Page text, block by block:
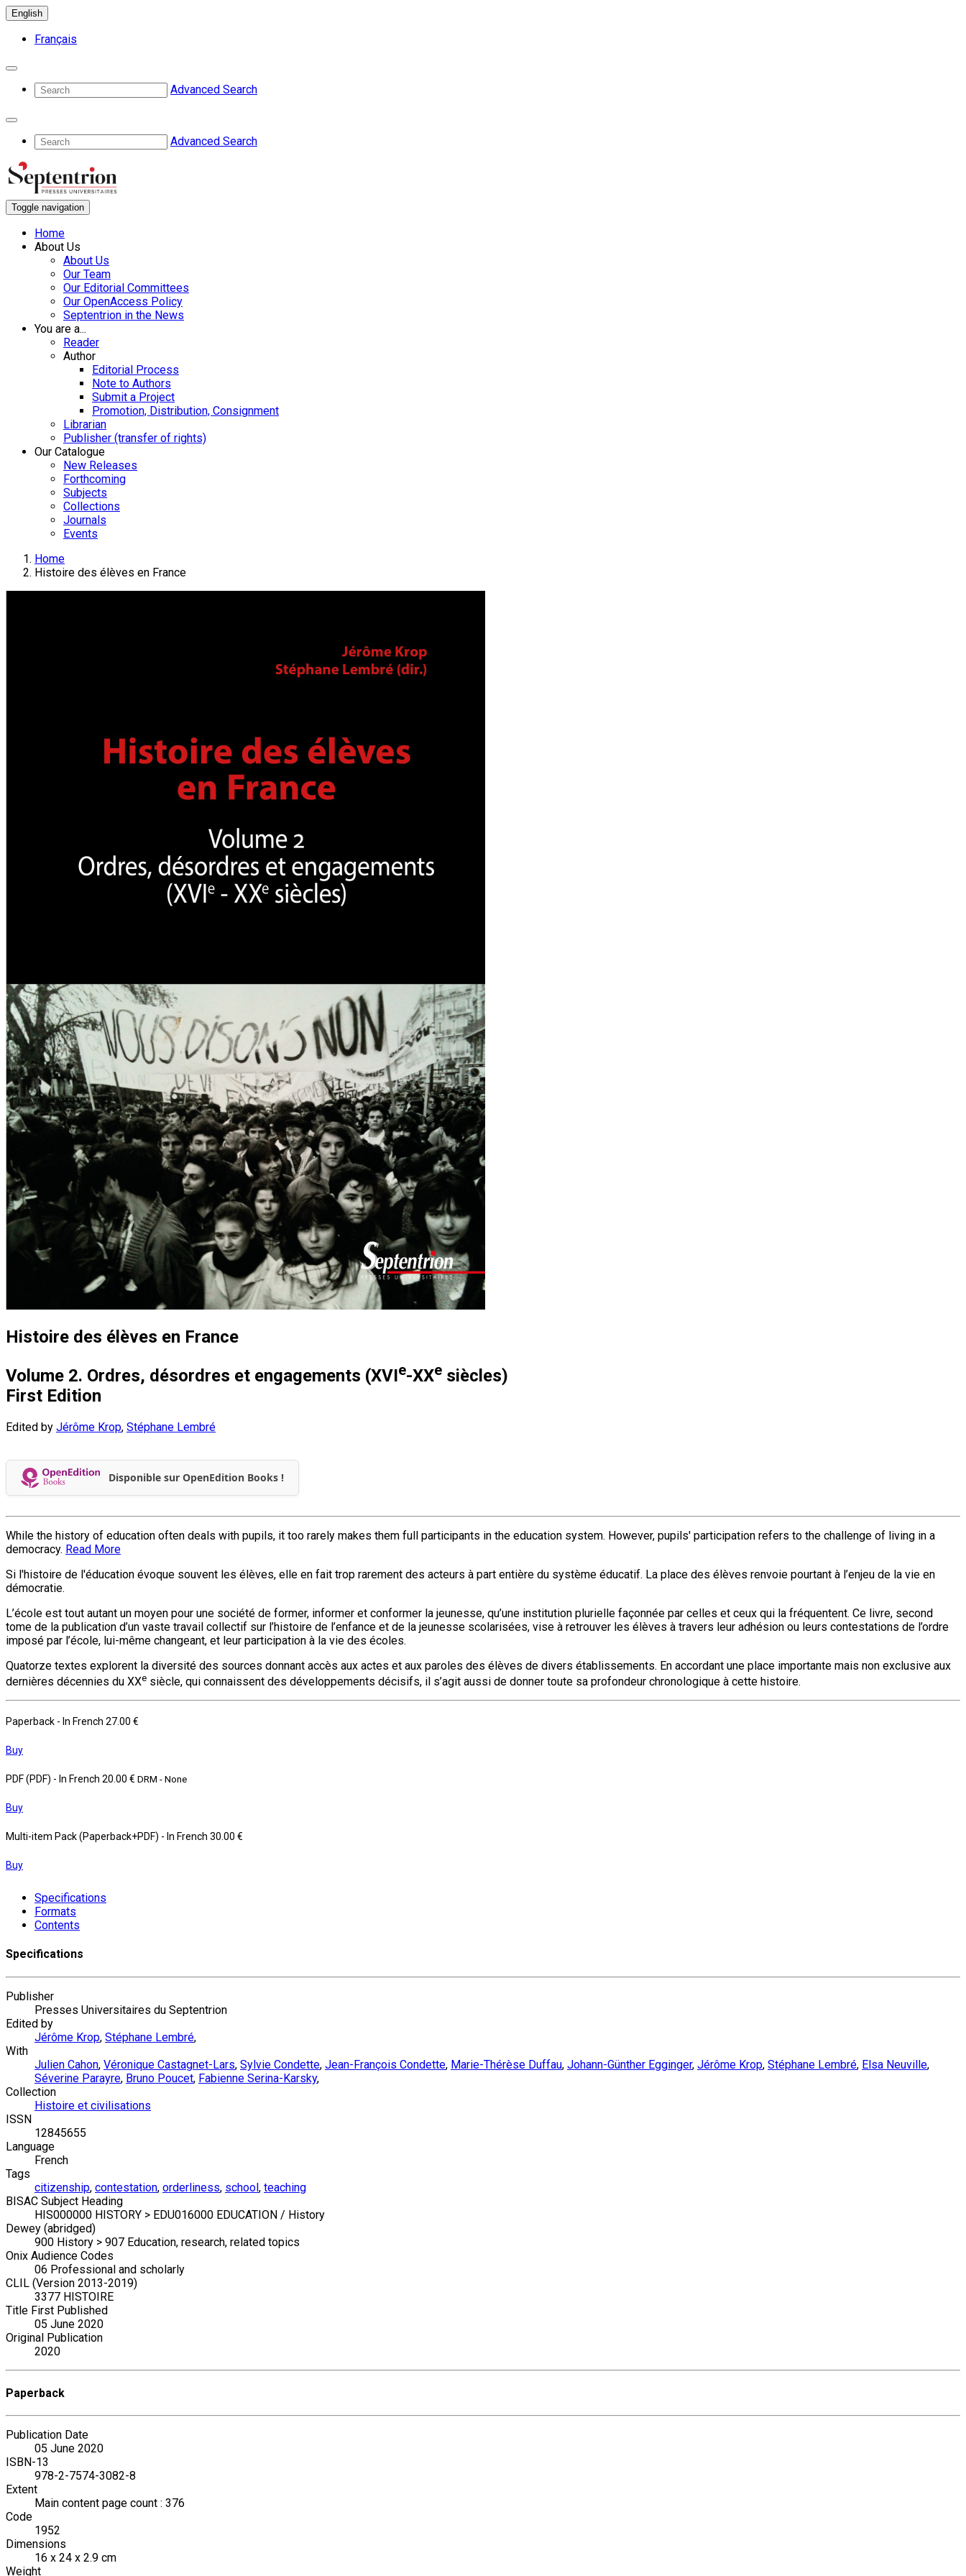
English
Français
Advanced Search
Advanced Search
Toggle navigation
Home
About Us
About Us
Our Team
Our Editorial Committees
Our OpenAccess Policy
Septentrion in the News
You are a...
Reader
Author
Editorial Process
Note to Authors
Submit a Project
Promotion, Distribution, Consignment
Librarian
Publisher (transfer of rights)
Our Catalogue
New Releases
Forthcoming
Subjects
Collections
Journals
Events
Home
Histoire des élèves en France
Histoire des élèves en France
Volume 2. Ordres, désordres et engagements (XVIe-XXe siècles)
First Edition
Edited by Jérôme Krop, Stéphane Lembré
Disponible sur OpenEdition Books !
While the history of education often deals with pupils, it too rarely makes them full participants in the education system. However, pupils' participation refers to the challenge of living in a
democracy. Read More
Si l'histoire de l'éducation évoque souvent les élèves, elle en fait trop rarement des acteurs à part entière du système éducatif. La place des élèves renvoie pourtant à l’enjeu de la vie en
démocratie.
L’école est tout autant un moyen pour une société de former, informer et conformer la jeunesse, qu’une institution plurielle façonnée par celles et ceux qui la fréquentent. Ce livre, second
tome de la publication d’un vaste travail collectif sur l’histoire de l’enfance et de la jeunesse scolarisées, vise à retrouver les élèves à travers leur adhésion ou leurs contestations de l’ordre
imposé par l’école, lui-même changeant, et leur participation à la vie des écoles.
Quatorze textes explorent la diversité des sources donnant accès aux actes et aux paroles des élèves de divers établissements. En accordant une place importante mais non exclusive aux
dernières décennies du XXe siècle, qui connaissent des développements décisifs, il s’agit aussi de donner toute sa profondeur chronologique à cette histoire.
Paperback - In French 27.00 €
Buy
PDF (PDF) - In French 20.00 € DRM - None
Buy
Multi-item Pack (Paperback+PDF) - In French 30.00 €
Buy
Specifications
Formats
Contents
Specifications
Publisher
Presses Universitaires du Septentrion
Edited by
Jérôme Krop, Stéphane Lembré,
With
Julien Cahon, Véronique Castagnet-Lars, Sylvie Condette, Jean-François Condette, Marie-Thérèse Duffau, Johann-Günther Egginger, Jérôme Krop, Stéphane Lembré, Elsa Neuville,
Séverine Parayre, Bruno Poucet, Fabienne Serina-Karsky,
Collection
Histoire et civilisations
ISSN
12845655
Language
French
Tags
citizenship, contestation, orderliness, school, teaching
BISAC Subject Heading
HIS000000 HISTORY > EDU016000 EDUCATION / History
Dewey (abridged)
900 History > 907 Education, research, related topics
Onix Audience Codes
06 Professional and scholarly
CLIL (Version 2013-2019)
3377 HISTOIRE
Title First Published
05 June 2020
Original Publication
2020
Paperback
Publication Date
05 June 2020
ISBN-13
978-2-7574-3082-8
Extent
Main content page count : 376
Code
1952
Dimensions
16 x 24 x 2.9 cm
Weight